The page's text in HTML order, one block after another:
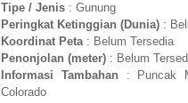
Tipe / Jenis : Gunung
Peringkat Ketinggian (Dunia) :
Koordinat Peta: Belum Tersedia
Penonjolan (meter) : Belum
Informasi Tambahan : Puncak
Colorado